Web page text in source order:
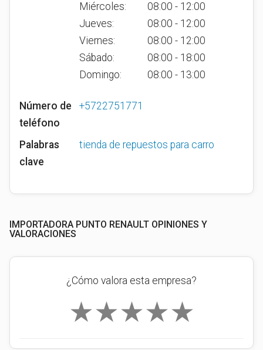
Miércoles:
08:00 - 12:00
Jueves:
08:00 - 12:00
Viernes:
08:00 - 12:00
Sábado:
08:00 - 18:00
Domingo:
08:00 - 13:00
Número de
teléfono
+5722751771
Palabras
clave
tienda de repuestos para carro
IMPORTADORA PUNTO RENAULT OPINIONES Y
VALORACIONES
¿Cómo valora esta empresa?
★
★
★
★
★